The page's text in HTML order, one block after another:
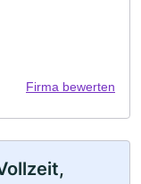
Firma bewerten